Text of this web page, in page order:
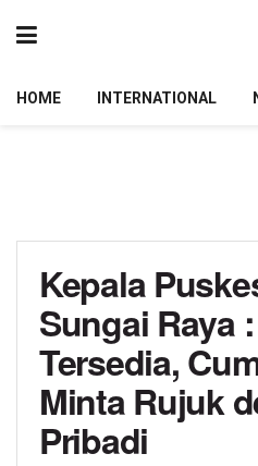
HOME INTERNATIONAL
Kepala
Sungai Raya
Tersedia,
Minta Rujuk
Pribadi